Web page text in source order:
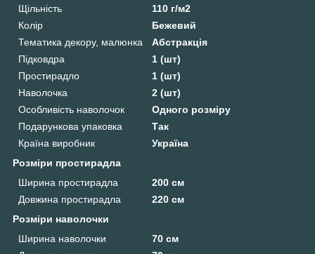
Щільність
110 г/м2
Колір
Бежевий
Тематика декору, малюнка
Абстракція
Підковдра
1 (шт)
Простирадло
1 (шт)
Наволочка
2 (шт)
Особливість наволочок
Одного розміру
Подарункова упаковка
Так
Країна виробник
Україна
Розміри простирадла
Ширина простирадла
200 см
Довжина простирадла
220 см
Розміри наволочки
Ширина наволочки
70 см